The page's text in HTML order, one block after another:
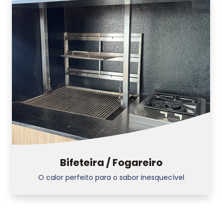
Bifeteira / Fogareiro
O calor perfeito para o sabor inesquecível